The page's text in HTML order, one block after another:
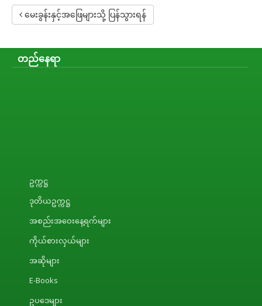
မေးခွန်းနှင့်အဖြေများသို့ ပြန်သွားရန်
တည်နေရာ
ဥက္ကဋ္ဌ
ဒုတိယဥက္ကဋ္ဌ
အစည်းအဝေးနေ့ရက်များ
ကိုယ်စားလှယ်များ
အဆိုများ
E-Books
ဥပဒေများ